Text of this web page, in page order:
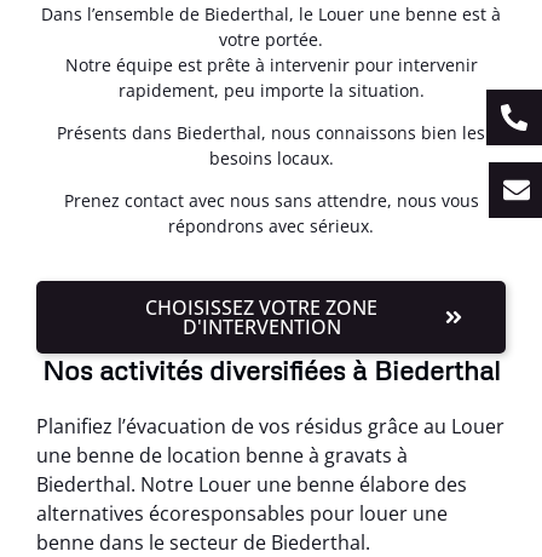
Dans l’ensemble de Biederthal, le Louer une benne est à
votre portée.
Notre équipe est prête à intervenir pour intervenir
rapidement, peu importe la situation.
Présents dans Biederthal, nous connaissons bien les
besoins locaux.
Prenez contact avec nous sans attendre, nous vous
répondrons avec sérieux.
CHOISISSEZ VOTRE ZONE
D'INTERVENTION
Nos activités diversifiées à Biederthal
Planifiez l’évacuation de vos résidus grâce au Louer
une benne de location benne à gravats à
Biederthal. Notre Louer une benne élabore des
alternatives écoresponsables pour louer une
benne dans le secteur de Biederthal.